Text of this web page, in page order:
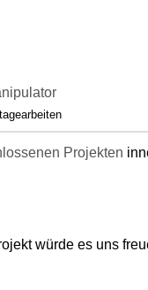
Projekten
würde es uns